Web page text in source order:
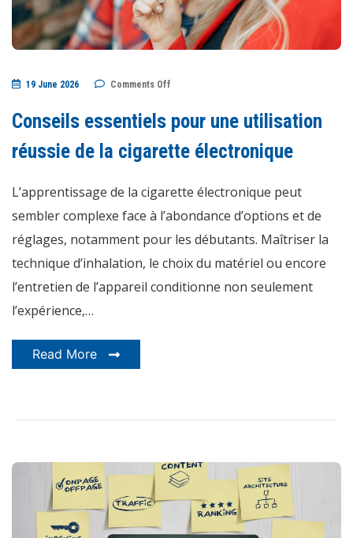
19 June 2026 Comments Off
une
utilisation
réussie
de
électronique
Conseils essentiels pour une utilisation
réussie de la cigarette électronique
L’apprentissage de la cigarette électronique peut
sembler complexe face à l’abondance d’options et de
réglages, notamment pour les débutants. Maîtriser la
technique d’inhalation, le choix du matériel ou encore
l’entretien de l’appareil conditionne non seulement
l’expérience,…
Read More